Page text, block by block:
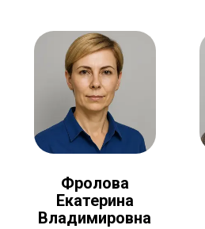
Фролова
Екатерина
Владимировна